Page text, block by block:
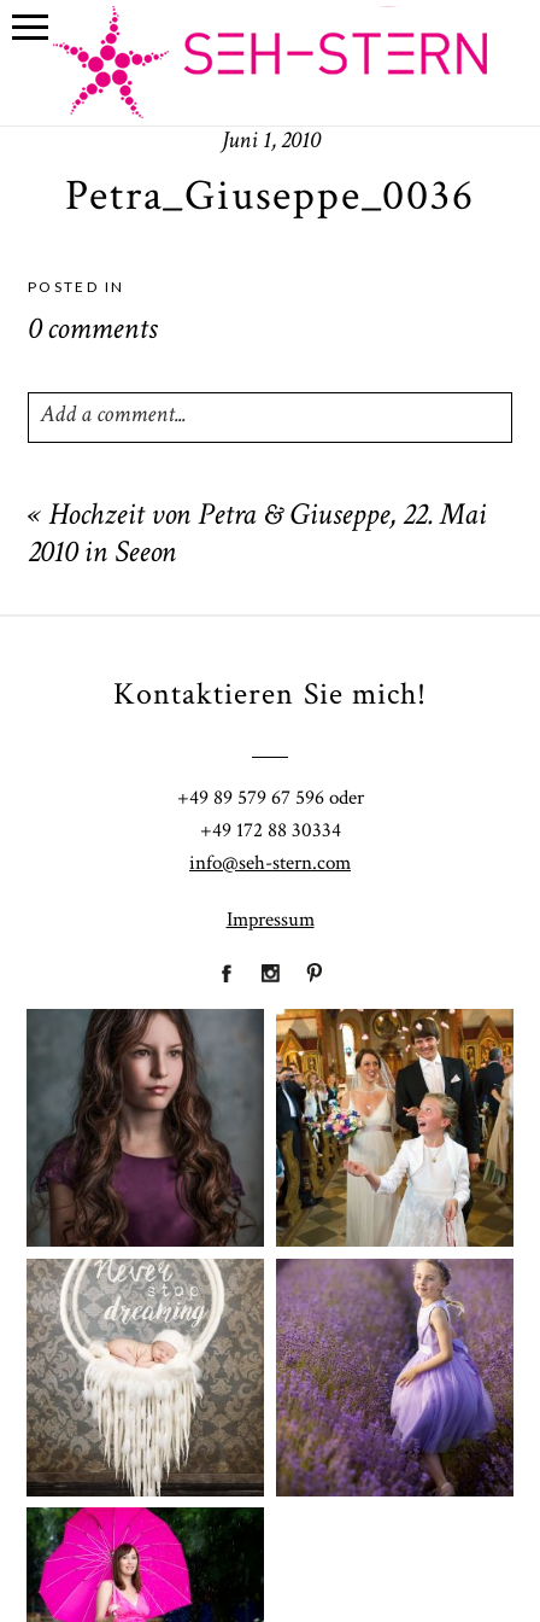
Juni 1, 2010
Petra_Giuseppe_0036
POSTED IN
0 comments
Add a comment...
are marked *
« Hochzeit von Petra & Giuseppe, 22. Mai
2010 in Seeon
Kontaktieren Sie mich!
+49 89 579 67 596 oder
+49 172 88 30334
info@seh-stern.com
Impressum
Fineart
41
Hochzeit
183
Baby/Newborn
72
Kinder
111
Babybauch